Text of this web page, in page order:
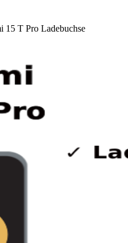
15 T Pro Ladebuchse